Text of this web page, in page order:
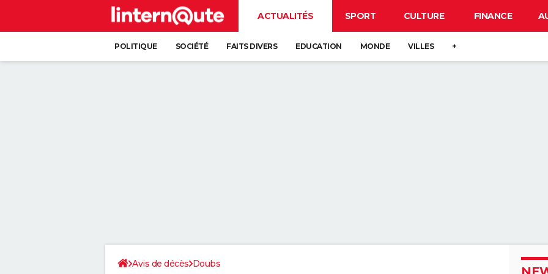
ACTUALITÉS SPORT CULTURE FINANCE
POLITIQUE SOCIÉTÉ FAITS DIVERS EDUCATION MONDE VILLES +
Avis de décès Doubs